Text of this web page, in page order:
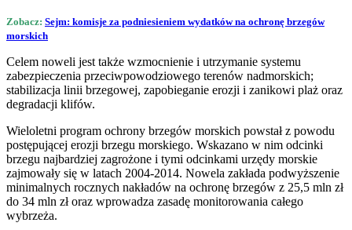
Zobacz: Sejm: komisje za podniesieniem wydatków na ochronę brzegów
morskich
Celem noweli jest także wzmocnienie i utrzymanie systemu
zabezpieczenia przeciwpowodziowego terenów nadmorskich;
stabilizacja linii brzegowej, zapobieganie erozji i zanikowi plaż oraz
degradacji klifów.
Wieloletni program ochrony brzegów morskich powstał z powodu
postępującej erozji brzegu morskiego. Wskazano w nim odcinki
brzegu najbardziej zagrożone i tymi odcinkami urzędy morskie
zajmowały się w latach 2004-2014. Nowela zakłada podwyższenie
minimalnych rocznych nakładów na ochronę brzegów z 25,5 mln zł
do 34 mln zł oraz wprowadza zasadę monitorowania całego
wybrzeża.